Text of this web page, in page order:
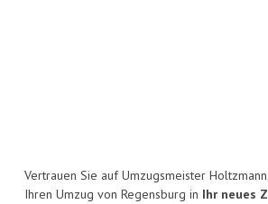
Vertrauen Sie auf Umzugsmeister
Ihren Umzug von Regensburg in Ihr neues